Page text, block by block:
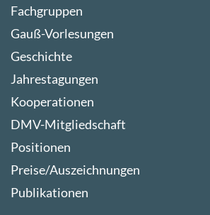
Fachgruppen
Gauß-Vorlesungen
Geschichte
Jahrestagungen
Kooperationen
DMV-Mitgliedschaft
Positionen
Preise/Auszeichnungen
Publikationen